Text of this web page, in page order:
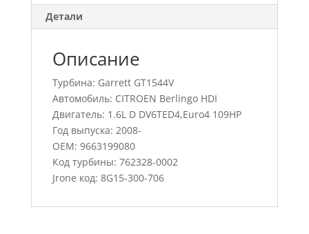
Детали
Описание
Турбина: Garrett GT1544V
Автомобиль: CITROEN Berlingo HDI
Двигатель: 1.6L D DV6TED4,Euro4 109HP
Год выпуска: 2008-
OEM: 9663199080
Код турбины: 762328-0002
Jrone код: 8G15-300-706